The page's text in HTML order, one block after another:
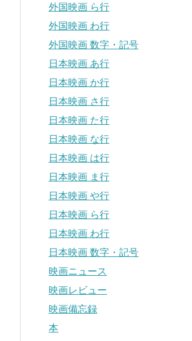
外国映画 ら行
外国映画 わ行
外国映画 数字・記号
日本映画 あ行
日本映画 か行
日本映画 さ行
日本映画 た行
日本映画 な行
日本映画 は行
日本映画 ま行
日本映画 や行
日本映画 ら行
日本映画 わ行
日本映画 数字・記号
映画ニュース
映画レビュー
映画備忘録
本